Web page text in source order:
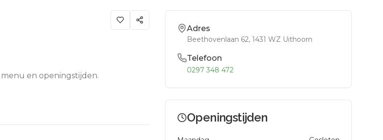
en openingstijden.
Adres
Beethovenlaan 62, 1431 WZ Uithoorn
Telefoon
0297 348 472
Openingstijden